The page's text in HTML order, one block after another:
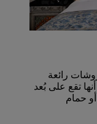
رائعة
تقع على بُعد
حمام